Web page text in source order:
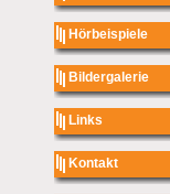
Hörbeispiele
Bildergalerie
Links
Kontakt